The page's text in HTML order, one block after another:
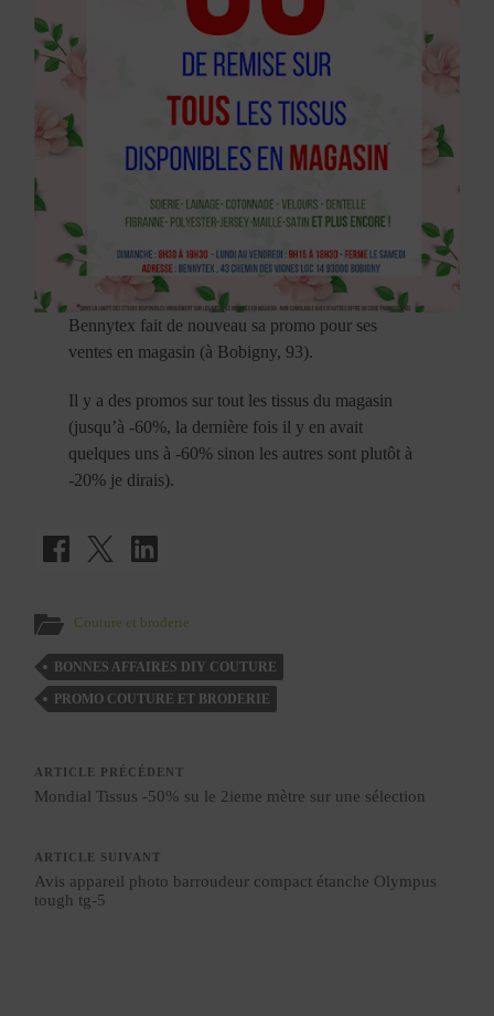
Bennytex fait de nouveau sa promo pour ses
ventes en magasin (à Bobigny, 93).
Il y a des promos sur tout les tissus du magasin
(jusqu’à -60%, la dernière fois il y en avait
quelques uns à -60% sinon les autres sont plutôt à
-20% je dirais).
Couture et broderie
BONNES AFFAIRES DIY COUTURE
PROMO COUTURE ET BRODERIE
ARTICLE PRÉCÉDENT
Mondial Tissus -50% su le 2ieme mètre sur une sélection
ARTICLE SUIVANT
Avis appareil photo barroudeur compact étanche Olympus
tough tg-5